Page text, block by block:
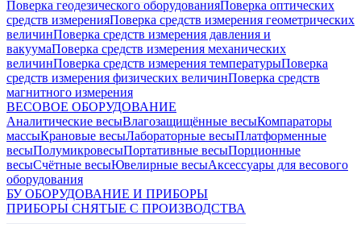
Поверка геодезического оборудованияПоверка оптических
средств измеренияПоверка средств измерения геометрических
величинПоверка средств измерения давления и
вакуумаПоверка средств измерения механических
величинПоверка средств измерения температурыПоверка
средств измерения физических величинПоверка средств
магнитного измерения
ВЕСОВОЕ ОБОРУДОВАНИЕ
Аналитические весыВлагозащищённые весыКомпараторы
массыКрановые весыЛабораторные весыПлатформенные
весыПолумикровесыПортативные весыПорционные
весыСчётные весыЮвелирные весыАксессуары для весового
оборудования
БУ ОБОРУДОВАНИЕ И ПРИБОРЫ
ПРИБОРЫ СНЯТЫЕ С ПРОИЗВОДСТВА